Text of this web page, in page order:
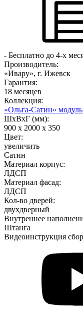
- Бесплатно до 4-х
Производитель:
«Ивару», г. Ижевск
Гарантия:
18 месяцев
Коллекция:
«Ольга-Сатин»
ШхВхГ (мм):
900 х 2000 х 350
Цвет:
увеличить
Сатин
Материал корпус:
ЛДСП
Материал фасад:
ЛДСП
Кол-во дверей:
двухдверный
Внутреннее
Штанга
Видеоинструкция